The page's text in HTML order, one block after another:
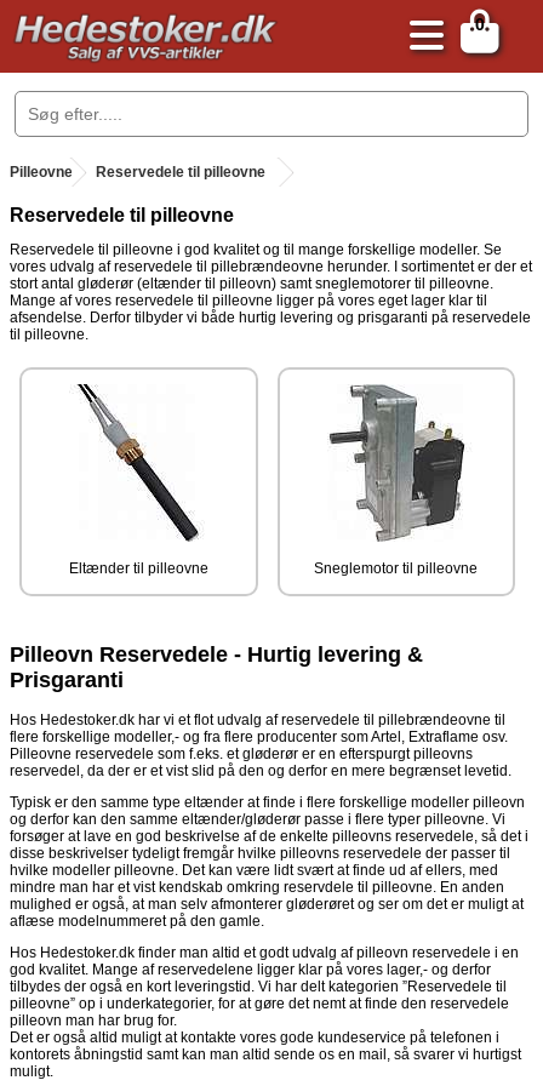
0
.
Pilleovne . Reservedele til pilleovne
Reservedele til pilleovne
Reservedele til pilleovne i god kvalitet og til mange forskellige modeller. Se
vores udvalg af reservedele til pillebrændeovne herunder. I sortimentet er der et
stort antal gløderør (eltænder til pilleovn) samt sneglemotorer til pilleovne.
Mange af vores reservedele til pilleovne ligger på vores eget lager klar til
afsendelse. Derfor tilbyder vi både hurtig levering og prisgaranti på reservedele
til pilleovne.
Eltænder til pilleovne Sneglemotor til pilleovne
Pilleovn Reservedele - Hurtig levering &
Prisgaranti
Hos Hedestoker.dk har vi et flot udvalg af reservedele til pillebrændeovne til
flere forskellige modeller,- og fra flere producenter som Artel, Extraflame osv.
Pilleovne reservedele som f.eks. et gløderør er en efterspurgt pilleovns
reservedel, da der er et vist slid på den og derfor en mere begrænset levetid.
Typisk er den samme type eltænder at finde i flere forskellige modeller pilleovn
og derfor kan den samme eltænder/gløderør passe i flere typer pilleovne. Vi
forsøger at lave en god beskrivelse af de enkelte pilleovns reservedele, så det i
disse beskrivelser tydeligt fremgår hvilke pilleovns reservedele der passer til
hvilke modeller pilleovne. Det kan være lidt svært at finde ud af ellers, med
mindre man har et vist kendskab omkring reservdele til pilleovne. En anden
mulighed er også, at man selv afmonterer gløderøret og ser om det er muligt at
aflæse modelnummeret på den gamle.
Hos Hedestoker.dk finder man altid et godt udvalg af pilleovn reservedele i en
god kvalitet. Mange af reservedelene ligger klar på vores lager,- og derfor
tilbydes der også en kort leveringstid. Vi har delt kategorien ”Reservedele til
pilleovne” op i underkategorier, for at gøre det nemt at finde den reservedele
pilleovn man har brug for.
Det er også altid muligt at kontakte vores gode kundeservice på telefonen i
kontorets åbningstid samt kan man altid sende os en mail, så svarer vi hurtigst
muligt.